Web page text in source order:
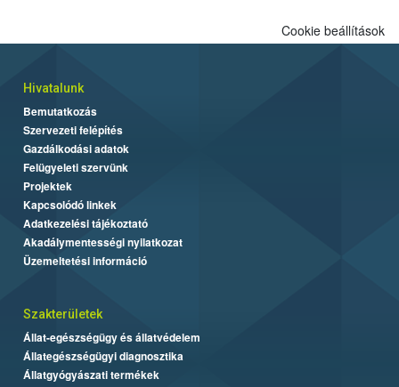
Cookie beállítások
Hivatalunk
Bemutatkozás
Szervezeti felépítés
Gazdálkodási adatok
Felügyeleti szervünk
Projektek
Kapcsolódó linkek
Adatkezelési tájékoztató
Akadálymentességi nyilatkozat
Üzemeltetési információ
Szakterületek
Állat-egészségügy és állatvédelem
Állategészségügyi diagnosztika
Állatgyógyászati termékek